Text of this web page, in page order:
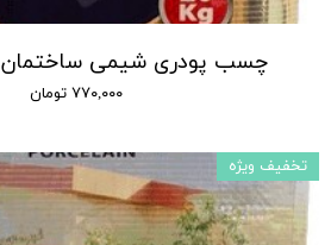
چسب پودری شیمی ساختمان BK2F سفید
۷۷۰,۰۰۰ تومان
تخفیف ویژه